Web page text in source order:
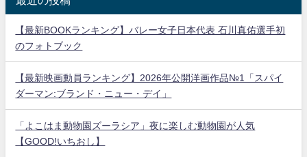
【最新BOOKランキング】バレー女子日本代表 石川真佑選手初
のフォトブック
【最新映画動員ランキング】2026年公開洋画作品№1「スパイ
ダーマン:ブランド・ニュー・デイ」
「よこはま動物園ズーラシア」夜に楽しむ動物園が人気
【GOOD!いちおし】